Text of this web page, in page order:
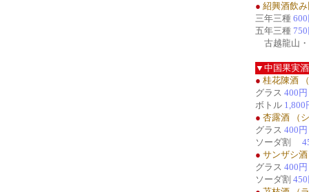
● 紹興酒飲
三年三種
五年三種
古越龍山
▼中国果実酒
● 桂花陳酒
グラス 400円
ボトル 1,800
● 杏露酒 （
グラス 400円
ソーダ割
● サンザシ酒
グラス 400円
ソーダ割